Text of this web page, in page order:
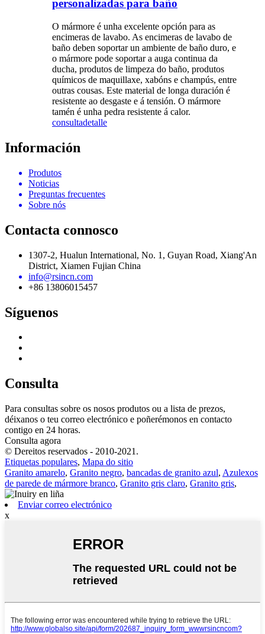
personalizadas para baño
O mármore é unha excelente opción para as
encimeras de lavabo. As encimeras de lavabo de
baño deben soportar un ambiente de baño duro, e
o mármore pode soportar a auga continua da
ducha, produtos de limpeza do baño, produtos
químicos de maquillaxe, xabóns e champús, entre
outras cousas. Este material de longa duración é
resistente ao desgaste e á tensión. O mármore
tamén é unha pedra resistente á calor.
consultadetalle
Información
Produtos
Noticias
Preguntas frecuentes
Sobre nós
Contacta connosco
1307-2, Hualun International, No. 1, Guyan Road, Xiang'An
District, Xiamen Fujian China
info@rsincn.com
+86 13806015457
Síguenos
Consulta
Para consultas sobre os nosos produtos ou a lista de prezos,
déixanos o teu correo electrónico e poñerémonos en contacto
contigo en 24 horas.
Consulta agora
© Dereitos reservados - 2010-2021.
Etiquetas populares, Mapa do sitio
Granito amarelo, Granito negro, bancadas de granito azul, Azulexos
de parede de mármore branco, Granito gris claro, Granito gris,
Enviar correo electrónico
x